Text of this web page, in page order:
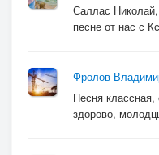
Саллас
песне от нас с
Фролов
Песня
здорово,